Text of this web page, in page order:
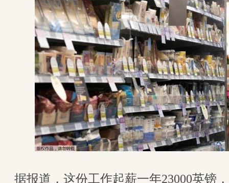
据报道，这份工作起薪一年23000英镑